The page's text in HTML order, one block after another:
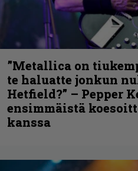
”Metallica on
te haluatte jonkun
Hetfield?” – Pepper
ensimmäistä
kanssa